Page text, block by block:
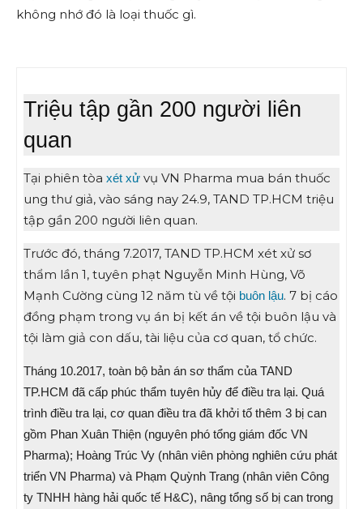
không nhớ đó là loại thuốc gì.
Triệu tập gần 200 người liên
quan
Tại phiên tòa xét xử vụ VN Pharma mua bán thuốc
ung thư giả, vào sáng nay 24.9, TAND TP.HCM triệu
tập gần 200 người liên quan.
Trước đó, tháng 7.2017, TAND TP.HCM xét xử sơ
thẩm lần 1, tuyên phạt Nguyễn Minh Hùng, Võ
Mạnh Cường cùng 12 năm tù về tội buôn lậu. 7 bị cáo
đồng phạm trong vụ án bị kết án về tội buôn lậu và
tội làm giả con dấu, tài liệu của cơ quan, tổ chức.
Tháng 10.2017, toàn bộ bản án sơ thẩm của TAND
TP.HCM đã cấp phúc thẩm tuyên hủy để điều tra lại. Quá
trình điều tra lại, cơ quan điều tra đã khởi tố thêm 3 bị can
gồm Phan Xuân Thiện (nguyên phó tổng giám đốc VN
Pharma); Hoàng Trúc Vy (nhân viên phòng nghiên cứu phát
triển VN Pharma) và Phạm Quỳnh Trang (nhân viên Công
ty TNHH hàng hải quốc tế H&C), nâng tổng số bị can trong